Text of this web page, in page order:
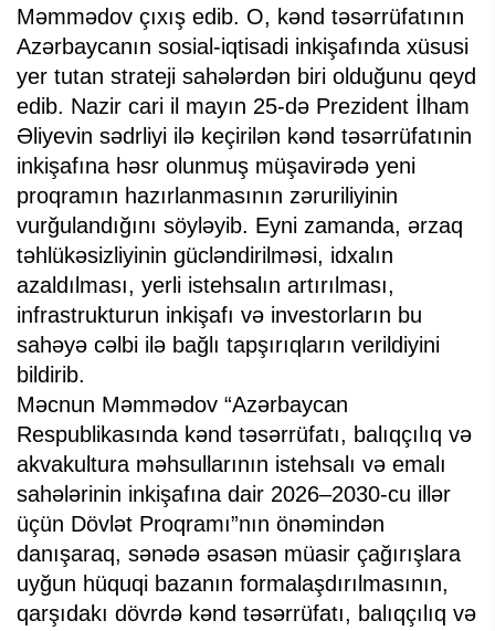
Məmmədov çıxış edib. O, kənd təsərrüfatının
Azərbaycanın sosial-iqtisadi inkişafında xüsusi
yer tutan strateji sahələrdən biri olduğunu qeyd
edib. Nazir cari il mayın 25-də Prezident İlham
Əliyevin sədrliyi ilə keçirilən kənd təsərrüfatınin
inkişafına həsr olunmuş müşavirədə yeni
proqramın hazırlanmasının zəruriliyinin
vurğulandığını söyləyib. Eyni zamanda, ərzaq
təhlükəsizliyinin gücləndirilməsi, idxalın
azaldılması, yerli istehsalın artırılması,
infrastrukturun inkişafı və investorların bu
sahəyə cəlbi ilə bağlı tapşırıqların verildiyini
bildirib.
Məcnun Məmmədov “Azərbaycan
Respublikasında kənd təsərrüfatı, balıqçılıq və
akvakultura məhsullarının istehsalı və emalı
sahələrinin inkişafına dair 2026–2030-cu illər
üçün Dövlət Proqramı”nın önəmindən
danışaraq, sənədə əsasən müasir çağırışlara
uyğun hüquqi bazanın formalaşdırılmasının,
qarşıdakı dövrdə kənd təsərrüfatı, balıqçılıq və